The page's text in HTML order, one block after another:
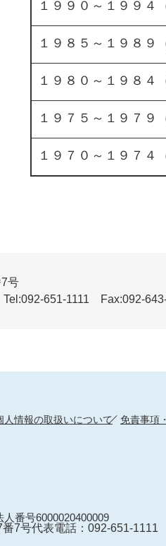
１９９０～１９９４
１９８５～１９８９
１９８０～１９８４
１９７５～１９７９
１９７０～１９７４
号
651-1111 Fax:092-
人情報の取扱いについて 免責事項
人番号6000020400009
番7号代表電話：092-651-1111